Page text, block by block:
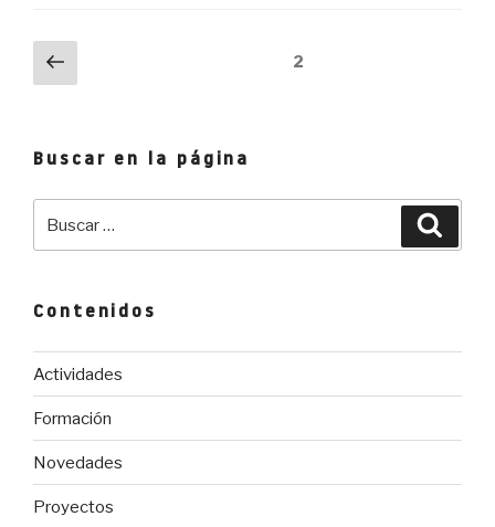
Premio
a
la
de
València»
de
Página
anterior
2
Buscar en la página
por:
Contenidos
Actividades
Formación
Novedades
Proyectos